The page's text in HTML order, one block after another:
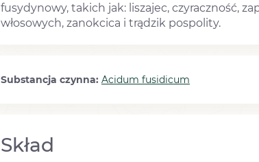
fusydynowy, takich jak: liszajec, czyraczność,
włosowych, zanokcica i trądzik pospolity.
Substancja czynna: Acidum fusidicum
Skład